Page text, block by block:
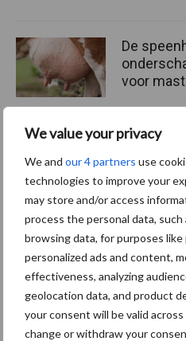
We value your privacy
We and our 4 partners use
technologies to improve your
may store and/or access
process the personal data, such
browsing data, for purposes
personalized ads and content,
effectiveness, analyzing
geolocation data, and product
your consent will be valid across
change or withdraw your
De
voor
markt
Themapagina's
Diergezondheid